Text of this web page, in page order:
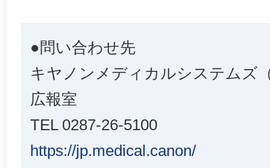
●問い合わせ先
キヤノンメディカルシステムズ
広報室
TEL 0287-26-5100
https://jp.medical.canon/